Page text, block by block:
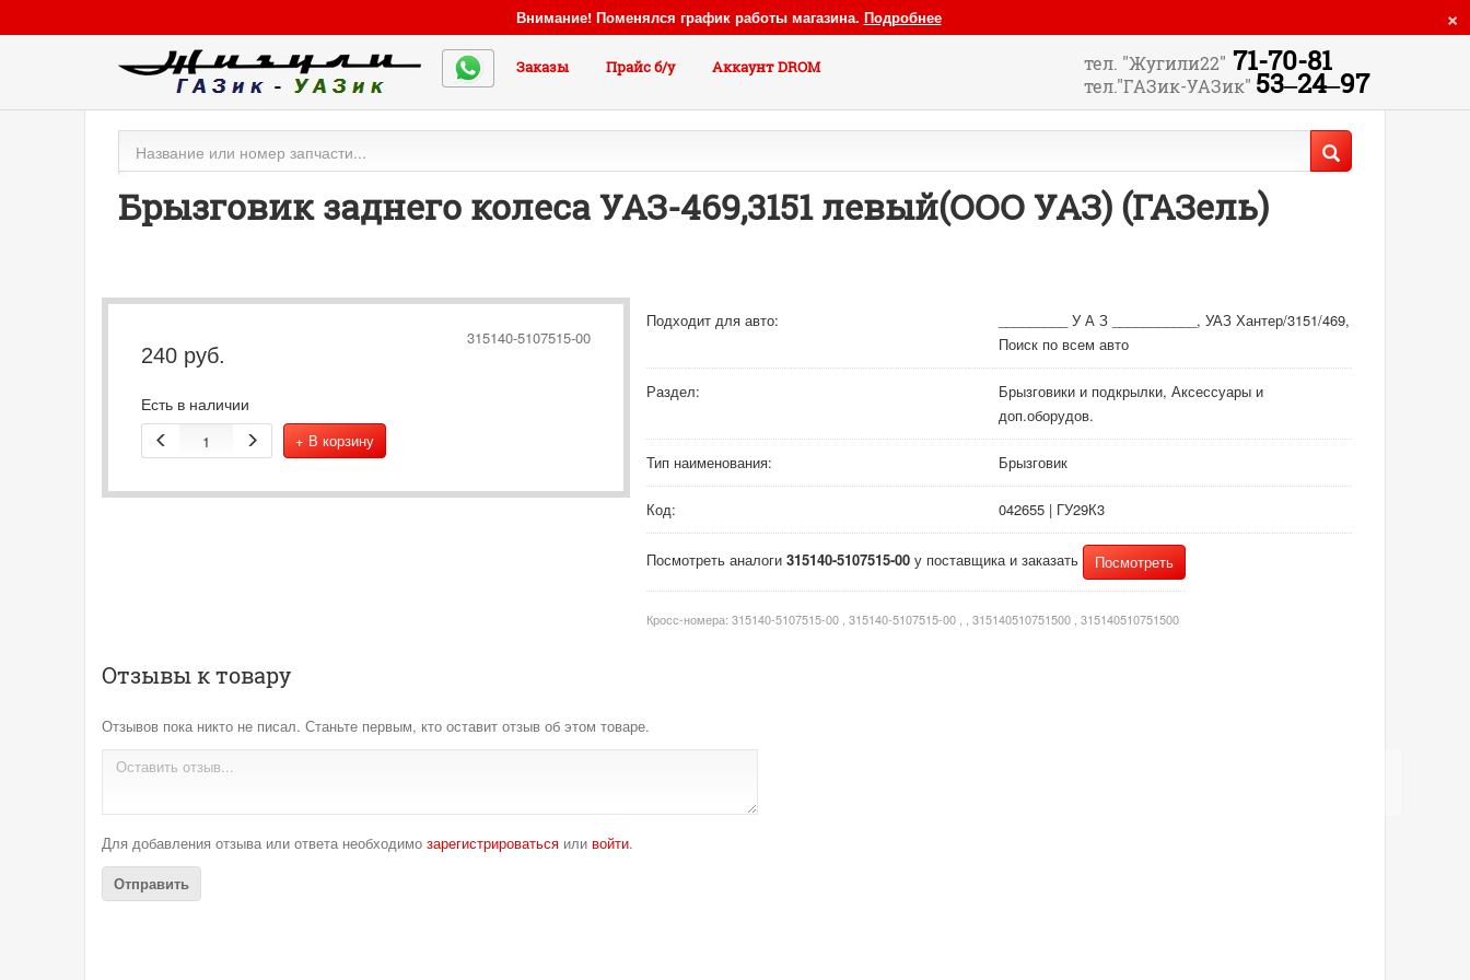
×
Внимание! Поменялся график работы магазина. Подробнее
Заказы Прайс б/у Аккаунт DROM тел. "Жугили22" 71-70-81
тел."ГАЗик-УАЗик" 53‒24‒97
Брызговик заднего колеса УАЗ-469,3151 левый(ООО УАЗ) (ГАЗель)
240 руб.
315140-5107515-00
Есть в наличии
+ В корзину
Подходит для авто:
_________ У А З ___________, УАЗ Хантер/3151/469,
Поиск по всем авто
Раздел:
Брызговики и подкрылки, Аксессуары и
доп.оборудов.
Тип наименования: Брызговик
Код: 042655 | ГУ29К3
Посмотреть аналоги 315140-5107515-00у поставщика и заказать Посмотреть
Кросс-номера: 315140-5107515-00 , 315140-5107515-00 , , 315140510751500 , 315140510751500
Отзывы к товару
Отзывов пока никто не писал. Станьте первым, кто оставит отзыв об этом товаре.
Для добавления отзыва или ответа необходимо зарегистрироваться или войти.